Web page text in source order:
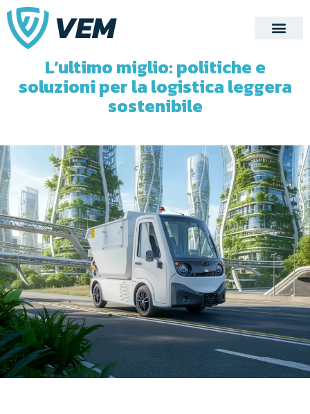
NOVEMBRE 5, 2025
L’ultimo miglio: politiche e
soluzioni per la logistica leggera
sostenibile